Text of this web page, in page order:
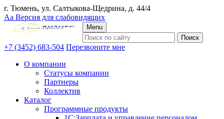
г. Тюмень, ул. Салтыкова-Щедрина, д. 44/4
Аа Версия для слабовидящих
Menu
+7 (3452) 683-504 Перезвоните мне
О компании
Статусы компании
Партнеры
Коллектив
Каталог
Программные продукты